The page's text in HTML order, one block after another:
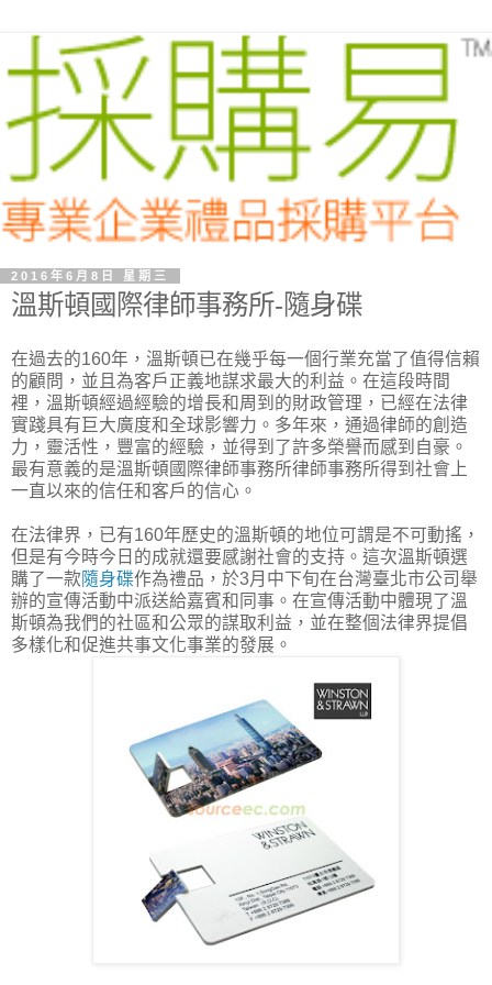
2016年6月8日 星期三
溫斯頓國際律師事務所-隨身碟
在過去的160年，溫斯頓已在幾乎每一個行業充當了值得信賴
的顧問，並且為客戶正義地謀求最大的利益。在這段時間
裡，溫斯頓經過經驗的增長和周到的財政管理，已經在法律
實踐具有巨大廣度和全球影響力。多年來，通過律師的創造
力​​，靈活性，豐富的經驗，並得到了許多榮譽而感到自豪。
最有意義的是溫斯頓國際律師事務所律師事務所得到社會上
一直以來的信任和客戶的信心。
在法律界，已有160年歷史的溫斯頓的地位可謂是不可動搖，
但是有今時今日的成就還要感謝社會的支持。這次溫斯頓選
購了一款隨身碟作為禮品，於3月中下旬在台灣臺北市公司舉
辦的宣傳活動中派送給嘉賓和同事。在宣傳活動中體現了溫
斯頓為我們的社區和公眾的謀取利益，並在整個法律界提倡
多樣化和促進共事文化事業的發展。